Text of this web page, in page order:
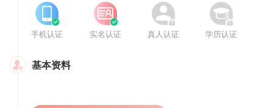

手机认证


实名认证


真人认证


学历认证
 基本资料